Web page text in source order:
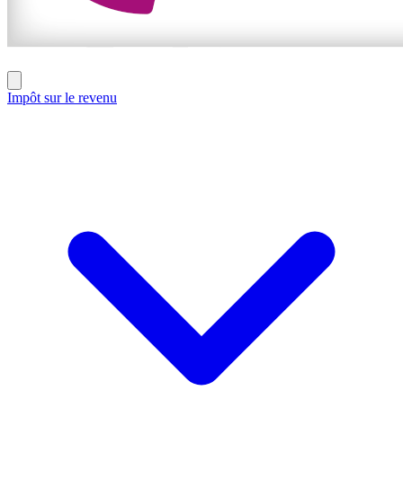
Impôt sur le revenu